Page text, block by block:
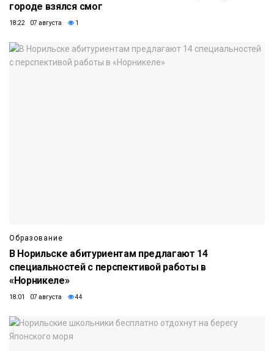
городе взялся смог
18:22 07 августа 1
Образование
В Норильске абитуриентам предлагают 14
специальностей с перспективой работы в
«Норникеле»
18:01 07 августа 44